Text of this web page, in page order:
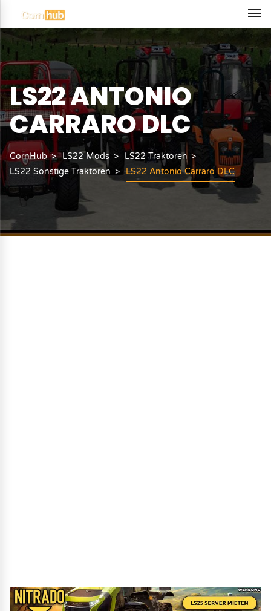
LS22 ANTONIO
CARRARO DLC
CornHub LS22 Mods
LS22 Traktoren
LS22 Sonstige Traktoren
LS22 Antonio Carraro DLC